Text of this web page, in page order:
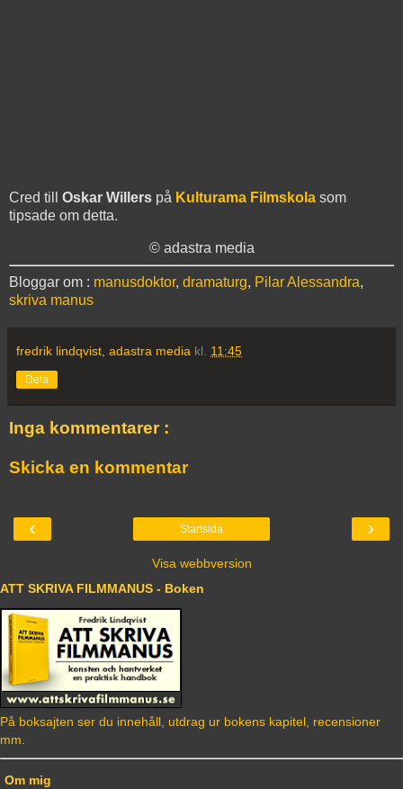
Cred till Oskar Willers på Kulturama Filmskola som
tipsade om detta.
© adastra media
Bloggar om : manusdoktor, dramaturg, Pilar Alessandra,
skriva manus
fredrik lindqvist, adastra media kl. 11:45
Dela
Inga kommentarer :
Skicka en kommentar
‹ ›
Startsida
Visa webbversion
ATT SKRIVA FILMMANUS - Boken
På boksajten ser du innehåll, utdrag ur bokens kapitel, recensioner
mm.
Om mig